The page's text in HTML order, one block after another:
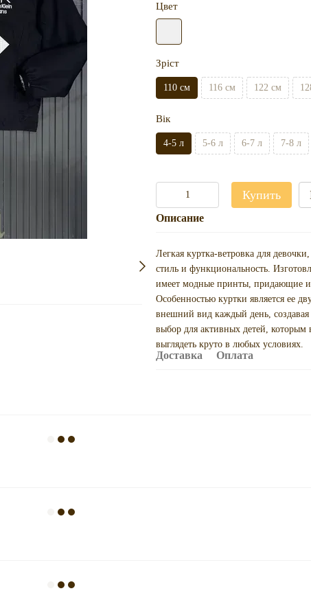
Цвет
Зріст
110 см 116 см 122 см
Вік
4-5 л 5-6 л 6-7 л 7-8 л
Купить
Описание
Легкая куртка-ветровка для
стиль и функциональность.
имеет модные принты, придающие
Особенностью куртки является ее
внешний вид каждый день,
выбор для активных детей, которым
выглядеть круто в любых условиях.
Доставка Оплата